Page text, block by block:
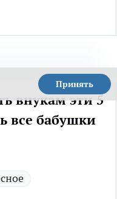
Принять
внукам эти 5
все бабушки